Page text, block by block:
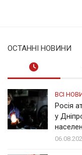
ОСТАННІ НОВИНИ
ВСІ
Росія
у